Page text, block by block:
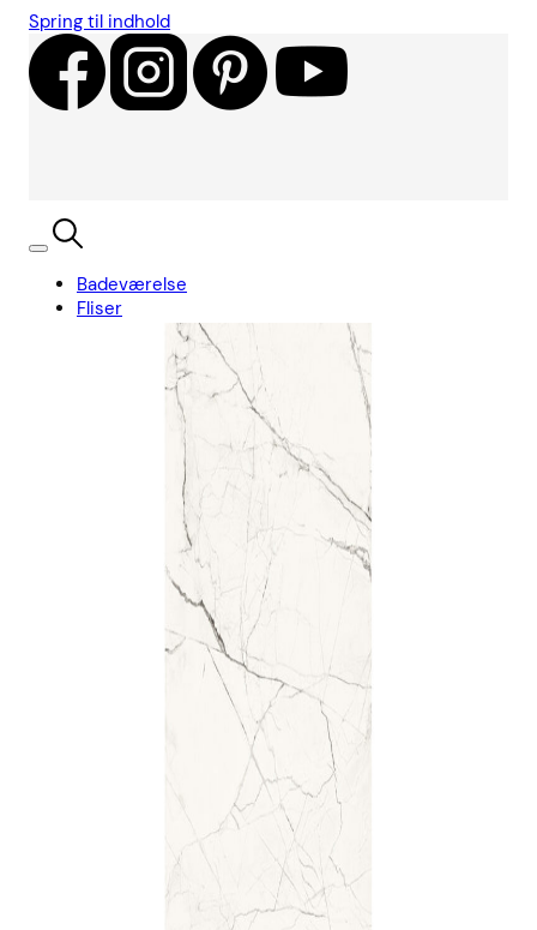
Spring til indhold
Badeværelse
Fliser
Kundecases
Søg
indretningskonsulent